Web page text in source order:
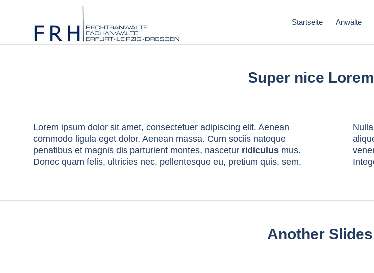
Startseite Anwälte
Super nice
Lorem ipsum dolor sit amet, consectetuer adipiscing elit. Aenean
commodo ligula eget dolor. Aenean massa. Cum sociis natoque
penatibus et magnis dis parturient montes, nascetur ridiculus mus.
Donec quam felis, ultricies nec, pellentesque eu, pretium quis, sem.
Another